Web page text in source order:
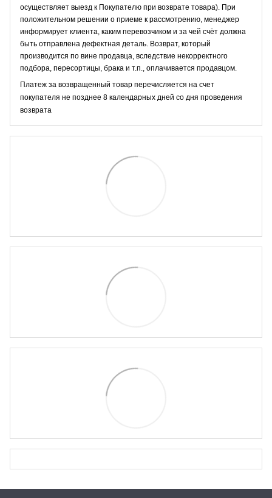
осуществляет выезд к Покупателю при возврате товара). При
положительном решении о приеме к рассмотрению, менеджер
информирует клиента, каким перевозчиком и за чей счёт должна
быть отправлена дефектная деталь. Возврат, который
производится по вине продавца, вследствие некорректного
подбора, пересортицы, брака и т.п., оплачивается продавцом.
Платеж за возвращенный товар перечисляется на счет
покупателя не позднее 8 календарных дней со дня проведения
возврата